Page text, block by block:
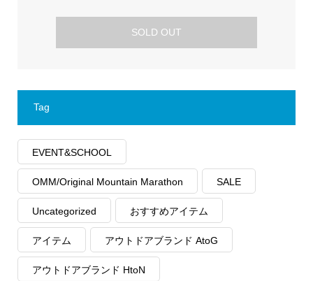
SOLD OUT
Tag
EVENT&SCHOOL
OMM/Original Mountain Marathon SALE
Uncategorized おすすめアイテム
アイテム アウトドアブランド AtoG
アウトドアブランド HtoN